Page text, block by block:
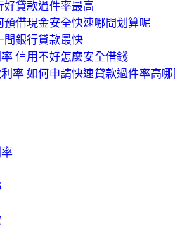
好貸款過件率最高
預借現金安全快速哪間划算呢
間銀行貸款最快
信用不好怎麼安全借錢
率 如何申請快速貸款過件率高哪